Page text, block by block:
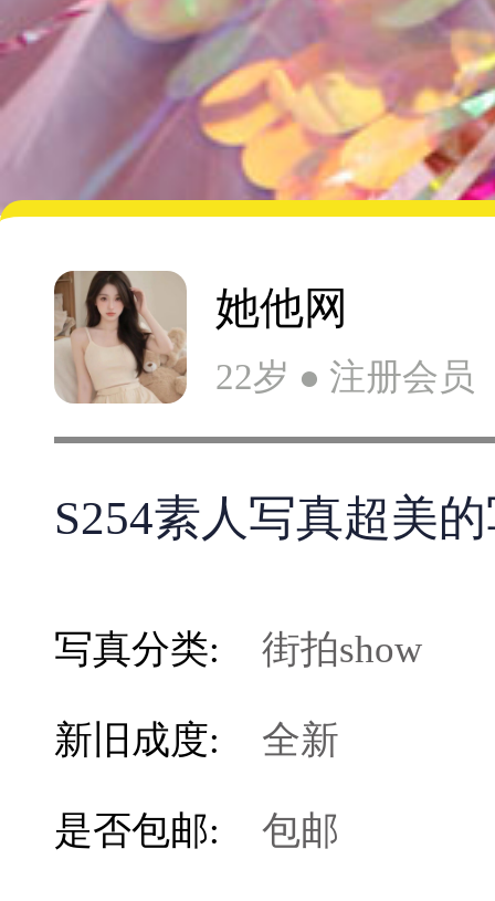
她他网
22岁 ● 注册会员
S254素人写真超美
写真分类: 街拍show
新旧成度: 全新
是否包邮: 包邮